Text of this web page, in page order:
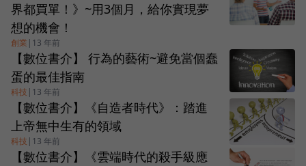
界都買單！》~用3個月，給你實現夢
想的機會！
創業 | 13 年前
【數位書介】 行為的藝術~避免當個蠢
蛋的最佳指南
科技 | 13 年前
【數位書介】《自造者時代》：踏進
上帝無中生有的領域
科技 | 13 年前
【數位書介】《雲端時代的殺手級應